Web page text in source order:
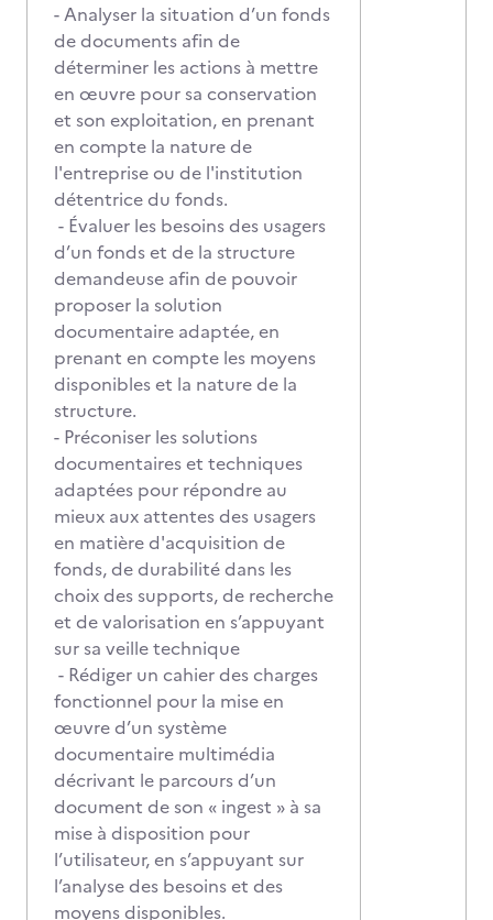
- Analyser la situation d’un fonds
de documents afin de
déterminer les actions à mettre
en œuvre pour sa conservation
et son exploitation, en prenant
en compte la nature de
l'entreprise ou de l'institution
détentrice du fonds.
- Évaluer les besoins des usagers
d’un fonds et de la structure
demandeuse afin de pouvoir
proposer la solution
documentaire adaptée, en
prenant en compte les moyens
disponibles et la nature de la
structure.
- Préconiser les solutions
documentaires et techniques
adaptées pour répondre au
mieux aux attentes des usagers
en matière d'acquisition de
fonds, de durabilité dans les
choix des supports, de recherche
et de valorisation en s’appuyant
sur sa veille technique
- Rédiger un cahier des charges
fonctionnel pour la mise en
œuvre d’un système
documentaire multimédia
décrivant le parcours d’un
document de son « ingest » à sa
mise à disposition pour
l’utilisateur, en s’appuyant sur
l’analyse des besoins et des
moyens disponibles.